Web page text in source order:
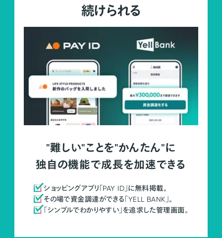
続けられる
"難しい"ことを"かんたん"に
独自の機能で成長を加速できる
ショッピングアプリ「PAY ID」に無料掲載。
その場で資金調達ができる「YELL BANK」。
「シンプルでわかりやすい」を追求した管理画面。